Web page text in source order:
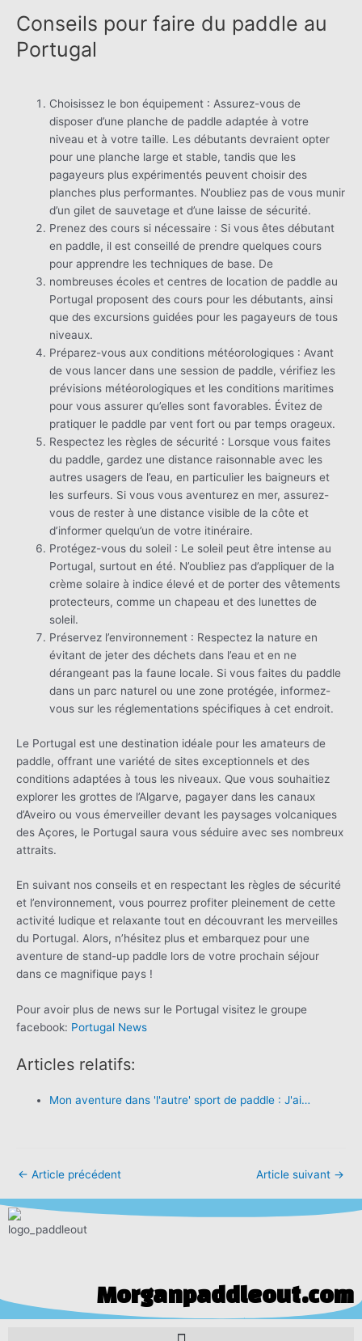
Conseils pour faire du paddle au
Portugal
Choisissez le bon équipement : Assurez-vous de
disposer d’une planche de paddle adaptée à votre
niveau et à votre taille. Les débutants devraient opter
pour une planche large et stable, tandis que les
pagayeurs plus expérimentés peuvent choisir des
planches plus performantes. N’oubliez pas de vous munir
d’un gilet de sauvetage et d’une laisse de sécurité.
Prenez des cours si nécessaire : Si vous êtes débutant
en paddle, il est conseillé de prendre quelques cours
pour apprendre les techniques de base. De
nombreuses écoles et centres de location de paddle au
Portugal proposent des cours pour les débutants, ainsi
que des excursions guidées pour les pagayeurs de tous
niveaux.
Préparez-vous aux conditions météorologiques : Avant
de vous lancer dans une session de paddle, vérifiez les
prévisions météorologiques et les conditions maritimes
pour vous assurer qu’elles sont favorables. Évitez de
pratiquer le paddle par vent fort ou par temps orageux.
Respectez les règles de sécurité : Lorsque vous faites
du paddle, gardez une distance raisonnable avec les
autres usagers de l’eau, en particulier les baigneurs et
les surfeurs. Si vous vous aventurez en mer, assurez-
vous de rester à une distance visible de la côte et
d’informer quelqu’un de votre itinéraire.
Protégez-vous du soleil : Le soleil peut être intense au
Portugal, surtout en été. N’oubliez pas d’appliquer de la
crème solaire à indice élevé et de porter des vêtements
protecteurs, comme un chapeau et des lunettes de
soleil.
Préservez l’environnement : Respectez la nature en
évitant de jeter des déchets dans l’eau et en ne
dérangeant pas la faune locale. Si vous faites du paddle
dans un parc naturel ou une zone protégée, informez-
vous sur les réglementations spécifiques à cet endroit.
Le Portugal est une destination idéale pour les amateurs de
paddle, offrant une variété de sites exceptionnels et des
conditions adaptées à tous les niveaux. Que vous souhaitiez
explorer les grottes de l’Algarve, pagayer dans les canaux
d’Aveiro ou vous émerveiller devant les paysages volcaniques
des Açores, le Portugal saura vous séduire avec ses nombreux
attraits.
En suivant nos conseils et en respectant les règles de sécurité
et l’environnement, vous pourrez profiter pleinement de cette
activité ludique et relaxante tout en découvrant les merveilles
du Portugal. Alors, n’hésitez plus et embarquez pour une
aventure de stand-up paddle lors de votre prochain séjour
dans ce magnifique pays !
Pour avoir plus de news sur le Portugal visitez le groupe
facebook: Portugal News
Articles relatifs:
Mon aventure dans 'l'autre' sport de paddle : J'ai…
← Article précédent Article suivant →
Morganpaddleout.com